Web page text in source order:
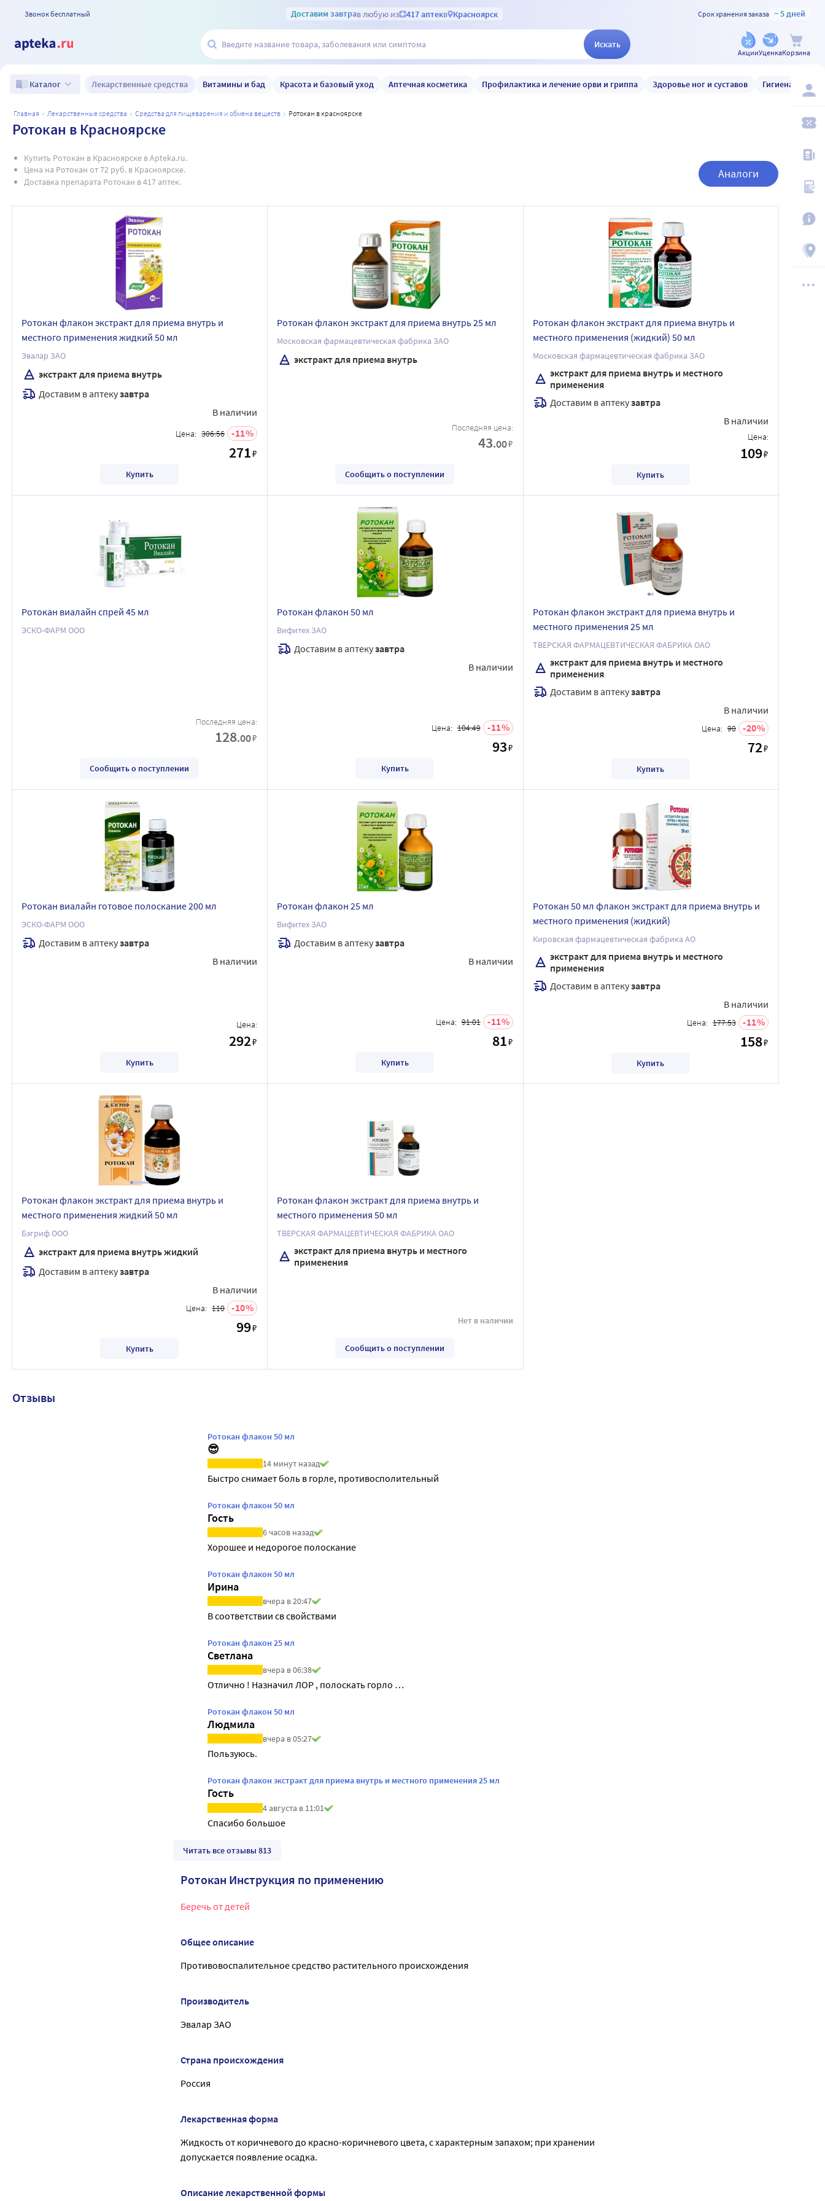
Звонок бесплатный Доставим завтрав любую из 417 аптекв Красноярск Срок хранения заказа ~ 5 дней
Искать
АкцииУценкаКорзина
Каталог Лекарственные средства Витамины и бад Красота и базовый уход Аптечная косметика Профилактика и лечение орви и гриппа Здоровье ног и суставов Гигиена и уход
главная лекарственные средства средства для пищеварения и обмена веществ ротокан в красноярске
Ротокан в Красноярске
Купить Ротокан в Красноярске в Apteka.ru.
Цена на Ротокан от 72 руб. в Красноярске.
Доставка препарата Ротокан в 417 аптек.
Аналоги
Ротокан флакон экстракт для приема внутрь и
местного применения жидкий 50 мл
Эвалар ЗАО
экстракт для приема внутрь
Доставим в аптекузавтра
В наличии
Цена: 306.56 11
271₽
Купить
Ротокан флакон экстракт для приема внутрь 25 мл
Московская фармацевтическая фабрика ЗАО
экстракт для приема внутрь
Последняя цена:
43.00₽
Сообщить о поступлении
Ротокан флакон экстракт для приема внутрь и
местного применения (жидкий) 50 мл
Московская фармацевтическая фабрика ЗАО
экстракт для приема внутрь и местного
применения
Доставим в аптекузавтра
В наличии
Цена:
109₽
Купить
Ротокан виалайн спрей 45 мл
ЭСКО-ФАРМ ООО
Последняя цена:
128.00₽
Сообщить о поступлении
Ротокан флакон 50 мл
Вифитех ЗАО
Доставим в аптекузавтра
В наличии
Цена: 104.49 11
93₽
Купить
Ротокан флакон экстракт для приема внутрь и
местного применения 25 мл
ТВЕРСКАЯ ФАРМАЦЕВТИЧЕСКАЯ ФАБРИКА ОАО
экстракт для приема внутрь и местного
применения
Доставим в аптекузавтра
В наличии
Цена: 90 20
72₽
Купить
Ротокан виалайн готовое полоскание 200 мл
ЭСКО-ФАРМ ООО
Доставим в аптекузавтра
В наличии
Цена:
292₽
Купить
Ротокан флакон 25 мл
Вифитех ЗАО
Доставим в аптекузавтра
В наличии
Цена: 91.01 11
81₽
Купить
Ротокан 50 мл флакон экстракт для приема внутрь и
местного применения (жидкий)
Кировская фармацевтическая фабрика АО
экстракт для приема внутрь и местного
применения
Доставим в аптекузавтра
В наличии
Цена: 177.53 11
158₽
Купить
Ротокан флакон экстракт для приема внутрь и
местного применения жидкий 50 мл
Бэгриф ООО
экстракт для приема внутрь жидкий
Доставим в аптекузавтра
В наличии
Цена: 110 10
99₽
Купить
Ротокан флакон экстракт для приема внутрь и
местного применения 50 мл
ТВЕРСКАЯ ФАРМАЦЕВТИЧЕСКАЯ ФАБРИКА ОАО
экстракт для приема внутрь и местного
применения
Нет в наличии
Сообщить о поступлении
Отзывы
Ротокан флакон 50 мл
😎
14 минут назад
Быстро снимает боль в горле, противосполительный
Ротокан флакон 50 мл
Гость
6 часов назад
Хорошее и недорогое полоскание
Ротокан флакон 50 мл
Ирина
вчера в 20:47
В соответствии св свойствами
Ротокан флакон 25 мл
Светлана
вчера в 06:38
Отлично ! Назначил ЛОР , полоскать горло …
Ротокан флакон 50 мл
Людмила
вчера в 05:27
Пользуюсь.
Ротокан флакон экстракт для приема внутрь и местного применения 25 мл
Гость
4 августа в 11:01
Спасибо большое
Читать все отзывы 813
Ротокан Инструкция по применению
Беречь от детей
Общее описание
Противовоспалительное средство растительного происхождения
Производитель
Эвалар ЗАО
Страна происхождения
Россия
Лекарственная форма
Жидкость от коричневого до красно-коричневого цвета, с характерным запахом; при хранении
допускается появление осадка.
Описание лекарственной формы